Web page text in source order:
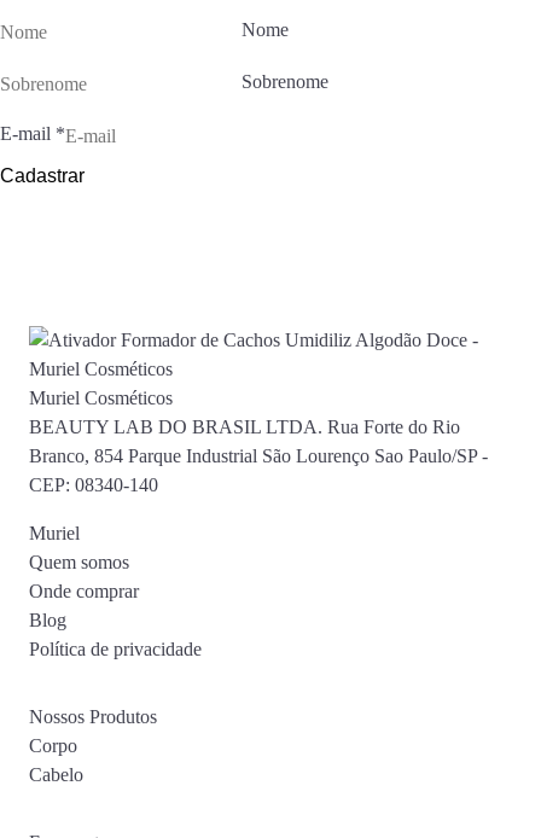
Nome
Sobrenome
E-mail *
Cadastrar
Muriel Cosméticos
BEAUTY LAB DO BRASIL LTDA. Rua Forte do Rio
Branco, 854 Parque Industrial São Lourenço Sao Paulo/SP -
CEP: 08340-140
Muriel
Quem somos
Onde comprar
Blog
Política de privacidade
Nossos Produtos
Corpo
Cabelo